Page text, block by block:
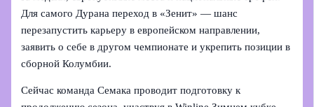
Для самого Дурана переход в «Зенит» — шанс
перезапустить карьеру в европейском направлении,
заявить о себе в другом чемпионате и укрепить позиции в
сборной Колумбии.
Сейчас команда Семака проводит подготовку к